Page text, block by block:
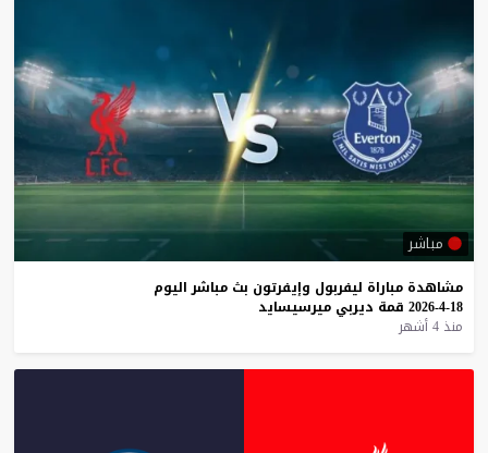
مباشر
مشاهدة مباراة ليفربول وإيفرتون بث مباشر اليوم
18-4-2026
قمة ديربي ميرسيسايد
منذ 4 أشهر